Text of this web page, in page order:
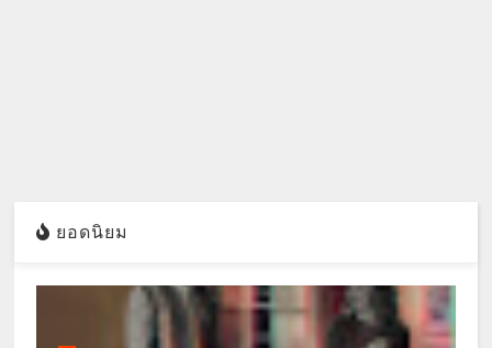
ยอดนิยม